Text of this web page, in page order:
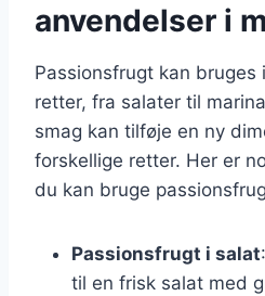
anvendelser i
Passionsfrugt kan
retter, fra salater til
smag kan tilføje en ny
forskellige retter. Her er
du kan bruge
Passionsfrugt i salat
til en frisk salat med